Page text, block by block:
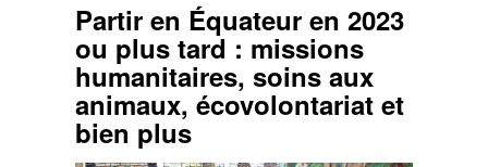
Partir en Équateur en 2023
ou plus tard : missions
humanitaires, soins aux
animaux, écovolontariat et
bien plus